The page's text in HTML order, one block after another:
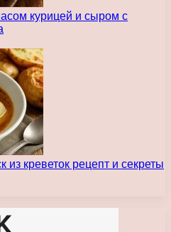
курицей и сыром с
из креветок рецепт и секреты